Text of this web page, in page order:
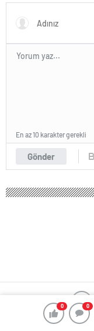
0 0
Gönder
En az 10 karakter gerekli